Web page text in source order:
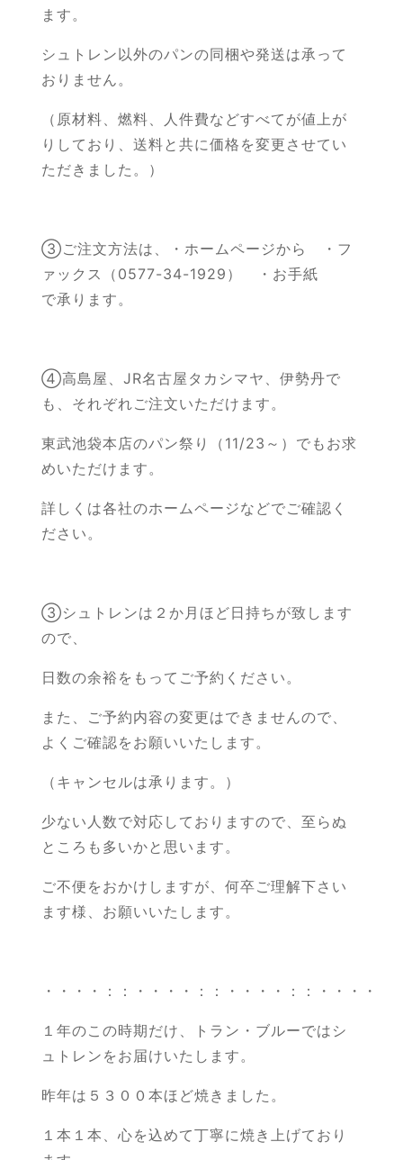
ます。
シュトレン以外のパンの同梱や発送は承って
おりません。
（原材料、燃料、人件費などすべてが値上が
りしており、送料と共に価格を変更させてい
ただきました。）
③ご注文方法は、・ホームページから ・フ
ァックス（0577-34-1929） ・お手紙
で承ります。
④高島屋、JR名古屋タカシマヤ、伊勢丹で
も、それぞれご注文いただけます。
東武池袋本店のパン祭り（11/23～）でもお求
めいただけます。
詳しくは各社のホームページなどでご確認く
ださい。
③シュトレンは２か月ほど日持ちが致します
ので、
日数の余裕をもってご予約ください。
また、ご予約内容の変更はできませんので、
よくご確認をお願いいたします。
（キャンセルは承ります。）
少ない人数で対応しておりますので、至らぬ
ところも多いかと思います。
ご不便をおかけしますが、何卒ご理解下さい
ます様、お願いいたします。
・・・・：：・・・・：：・・・・：：・・・・
１年のこの時期だけ、トラン・ブルーではシ
ュトレンをお届けいたします。
昨年は５３００本ほど焼きました。
１本１本、心を込めて丁寧に焼き上げており